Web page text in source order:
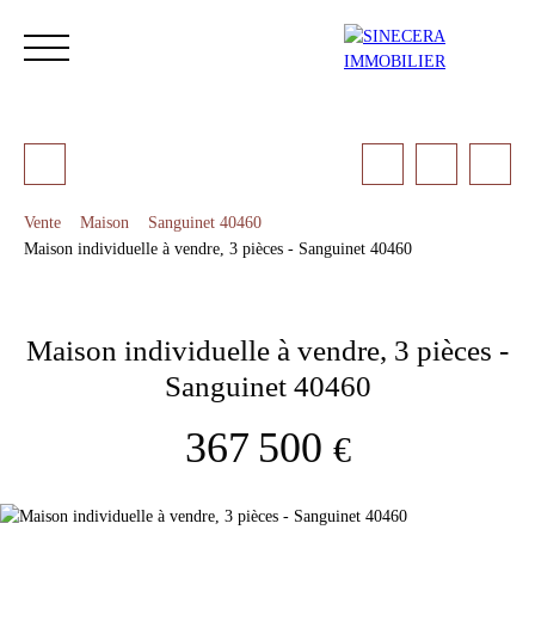
Estimation
Vente Maison
Sanguinet 40460
Maison individuelle à vendre, 3 pièces - Sanguinet 40460
Maison individuelle à vendre, 3 pièces -
Sanguinet 40460
367 500 €